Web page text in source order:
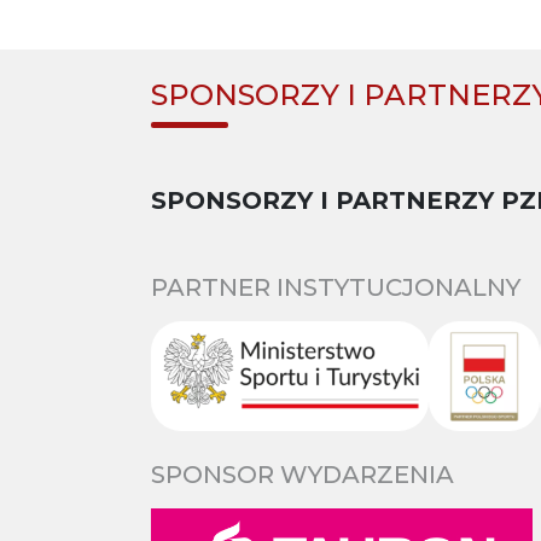
SPONSORZY I
SPONSORZY I PARTNERZY
PARTNER INSTYTUCJONALNY
SPONSOR WYDARZENIA